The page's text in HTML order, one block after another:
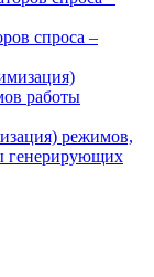
спроса –
режимов,
генерирующих